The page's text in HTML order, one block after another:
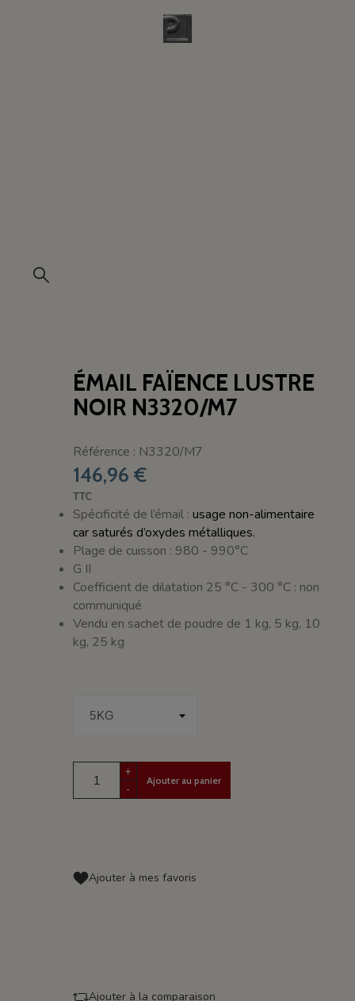
ÉMAIL FAÏENCE LUSTRE
NOIR N3320/M7
Référence : N3320/M7
146,96 €
TTC
Spécificité de l’émail : usage non-alimentaire
car saturés d’oxydes métalliques.
Plage de cuisson : 980 - 990°C
G II
Coefficient de dilatation 25 °C - 300 °C : non
communiqué
Vendu en sachet de poudre de 1 kg, 5 kg, 10
kg, 25 kg
+
-
Ajouter au panier
Ajouter à mes favoris
Ajouter à la comparaison